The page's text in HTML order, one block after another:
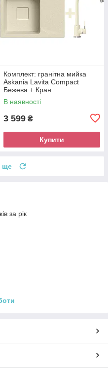
Комплект: гранітна мийка
Askania Lavita Compact
Бежева + Кран
В наявності
3 599 ₴
Купити
ще
за рік